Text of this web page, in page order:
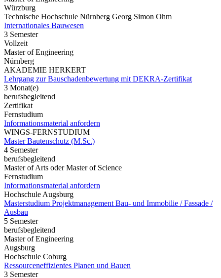
Würzburg
Technische Hochschule Nürnberg Georg Simon Ohm
Internationales Bauwesen
3 Semester
Vollzeit
Master of Engineering
Nürnberg
AKADEMIE HERKERT
Lehrgang zur Bauschadenbewertung mit DEKRA-Zertifikat
3 Monat(e)
berufsbegleitend
Zertifikat
Fernstudium
Informationsmaterial anfordern
WINGS-FERNSTUDIUM
Master Bautenschutz (M.Sc.)
4 Semester
berufsbegleitend
Master of Arts oder Master of Science
Fernstudium
Informationsmaterial anfordern
Hochschule Augsburg
Masterstudium Projektmanagement Bau- und Immobilie / Fassade /
Ausbau
5 Semester
berufsbegleitend
Master of Engineering
Augsburg
Hochschule Coburg
Ressourceneffizientes Planen und Bauen
3 Semester